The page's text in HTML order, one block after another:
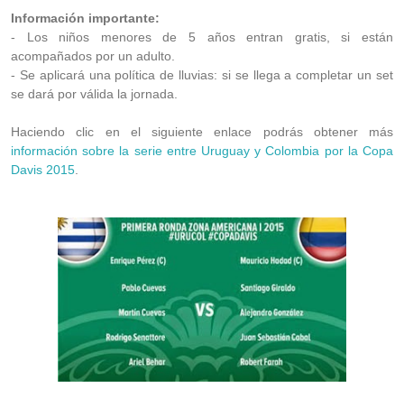
Información importante:
- Los niños menores de 5 años entran gratis, si están
acompañados por un adulto.
- Se aplicará una política de lluvias: si se llega a completar un set
se dará por válida la jornada.
Haciendo clic en el siguiente enlace podrás obtener más
información sobre la serie entre Uruguay y Colombia por la Copa
Davis 2015